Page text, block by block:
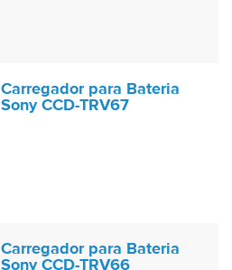
Carregador para Bateria
Sony CCD-TRV67
Carregador para Bateria
Sony CCD-TRV66